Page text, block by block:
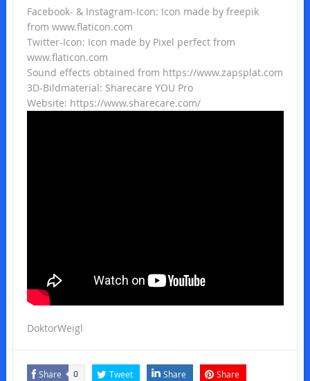
Facebook- & Instagram-Icon: Icon made by freepik
from www.flaticon.com
Twitter-Icon: Icon made by Pixel perfect from
www.flaticon.com
Sound effects obtained from https://www.zapsplat.com
3D-Bildmaterial: Sharecare YOU Pro
Website: https://www.sharecare.com/
DoktorWeigl
Share 0 Tweet Share Share